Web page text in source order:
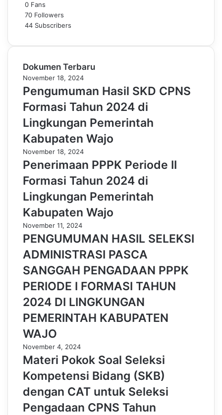
0 Fans
70 Followers
44 Subscribers
Dokumen Terbaru
November 18, 2024
Pengumuman Hasil SKD CPNS
Formasi Tahun 2024 di
Lingkungan Pemerintah
Kabupaten Wajo
November 18, 2024
Penerimaan PPPK Periode II
Formasi Tahun 2024 di
Lingkungan Pemerintah
Kabupaten Wajo
November 11, 2024
PENGUMUMAN HASIL SELEKSI
ADMINISTRASI PASCA
SANGGAH PENGADAAN PPPK
PERIODE I FORMASI TAHUN
2024 DI LINGKUNGAN
PEMERINTAH KABUPATEN
WAJO
November 4, 2024
Materi Pokok Soal Seleksi
Kompetensi Bidang (SKB)
dengan CAT untuk Seleksi
Pengadaan CPNS Tahun